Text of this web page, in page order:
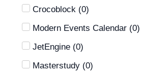
Crocoblock (0)
Modern Events Calendar (0)
JetEngine (0)
Masterstudy (0)